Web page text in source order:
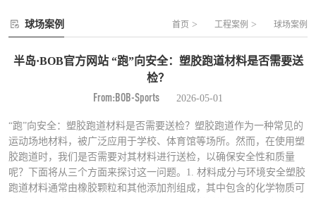
球场案例 首页 > 工程案例 > 球场案例
半岛·BOB官方网站 “跑”向安全：塑胶跑道材料是否需要送
检？
From:BOB-Sports 2026-05-01
“跑”向安全：塑胶跑道材料是否需要送检？塑胶跑道作为一种常见的
运动场地材料，被广泛应用于学校、体育馆等场所。然而，在使用塑
胶跑道时，我们是否需要对其材料进行送检，以确保安全性和质量
呢？下面将从三个方面来探讨这一问题。1. 材料成分与环境安全塑胶
跑道材料通常由橡胶颗粒和其他添加剂组成，其中包含的化学物质可